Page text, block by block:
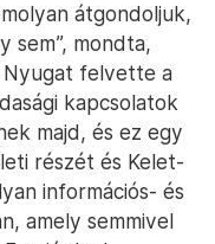
átgondoljuk,
sem”, mondta,
Nyugat felvette a
kapcsolatok
majd, és ez egy
részét és Kelet-
információs- és
amely semmivel